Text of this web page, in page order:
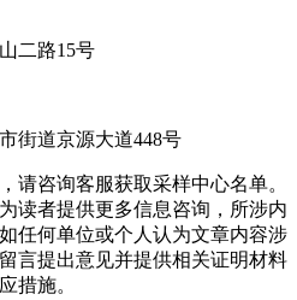
二路15号
街道京源大道448号
请咨询客服获取采样中心名单。
读者提供更多信息咨询，所涉内
任何单位或个人认为文章内容涉
言提出意见并提供相关证明材料
措施。